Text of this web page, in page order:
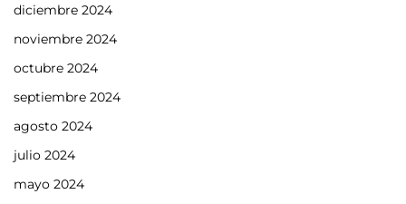
diciembre 2024
noviembre 2024
octubre 2024
septiembre 2024
agosto 2024
julio 2024
mayo 2024